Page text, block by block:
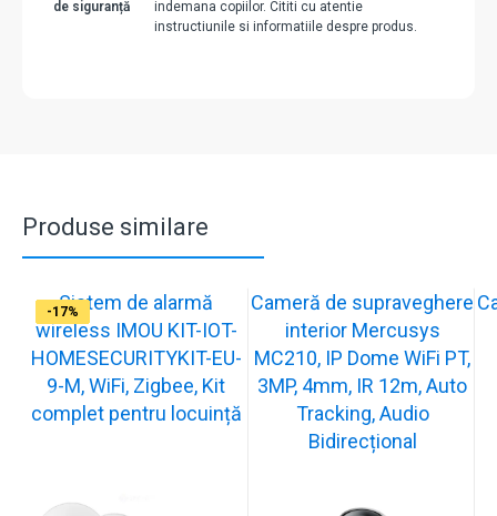
de siguranță
indemana copiilor. Cititi cu atentie
instructiunile si informatiile despre produs.
Produse similare
-31%
Sistem de alarmă
wireless IMOU KIT-IOT-
HOMESECURITYKIT-EU-
9-M, WiFi, Zigbee, Kit
complet pentru locuință
-19%
Cameră de supraveghere
interior Mercusys
MC210, IP Dome WiFi PT,
3MP, 4mm, IR 12m, Auto
Tracking, Audio
Bidirecțional
-21%
-13%
-15%
-20%
-12%
-13%
-16%
-17%